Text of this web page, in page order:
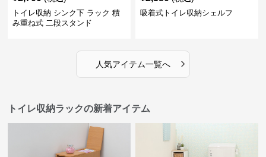
トイレ収納 シンク下 ラック 積
み重ね式 二段スタンド
吸着式トイレ収納シェルフ
人気アイテム一覧へ ›
トイレ収納ラックの新着アイテム